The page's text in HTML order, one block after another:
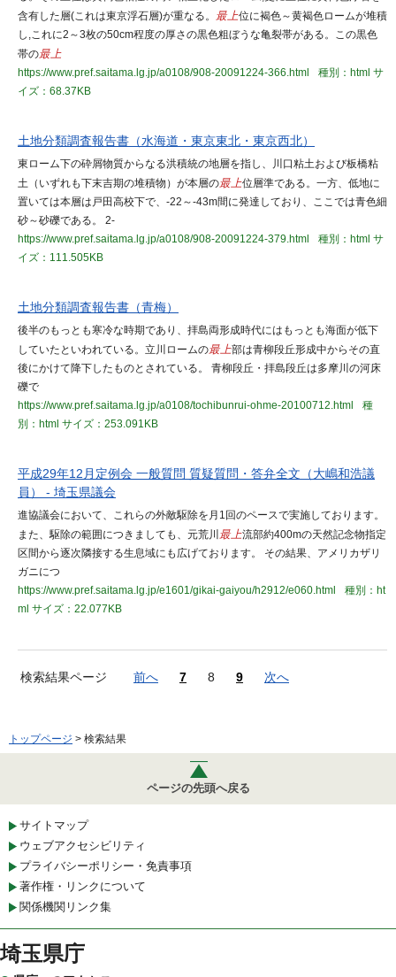
含有した層(これは東京浮石層)が重なる。 最上位に褐色～黄褐色ロームが堆積
し,これに2～3枚の50cm程度の厚さの黒色粗ぼうな亀裂帯がある。この黒色
帯の最上
https://www.pref.saitama.lg.jp/a0108/908-20091224-366.html
種別：html サ
イズ：68.37KB
土地分類調査報告書（水海道・東京東北・東京西北）
東ローム下の砕屑物質からなる洪積統の地層を指し、川口粘土および板橋粘
土（いずれも下末吉期の堆積物）が本層の最上位層準である。一方、低地に
置いては本層は戸田高校下で、-22～-43m間に発達しており、ここでは青色細
砂～砂礫である。 2-
https://www.pref.saitama.lg.jp/a0108/908-20091224-379.html
種別：html サ
イズ：111.505KB
土地分類調査報告書（青梅）
後半のもっとも寒冷な時期であり、拝島両形成時代にはもっとも海面が低下
していたといわれている。立川ロームの最上部は青柳段丘形成中からその直
後にかけて降下したものとされている。 青柳段丘・拝島段丘は多摩川の河床
礫で
https://www.pref.saitama.lg.jp/a0108/tochibunrui-ohme-20100712.html
種
別：html サイズ：253.091KB
平成29年12月定例会 一般質問 質疑質問・答弁全文（大嶋和浩議
員） - 埼玉県議会
進協議会において、これらの外敵駆除を月1回のペースで実施しております。
また、駆除の範囲につきましても、元荒川 最上流部約400mの天然記念物指定
区間から逐次隣接する生息域にも広げております。 その結果、アメリカザリ
ガニにつ
https://www.pref.saitama.lg.jp/e1601/gikai-gaiyou/h2912/e060.html
種別：ht
ml サイズ：22.077KB
検索結果ページ 前へ 7 8 9 次へ
トップページ > 検索結果
ページの先頭へ戻る
サイトマップ
ウェブアクセシビリティ
プライバシーポリシー・免責事項
著作権・リンクについて
関係機関リンク集
埼玉県庁